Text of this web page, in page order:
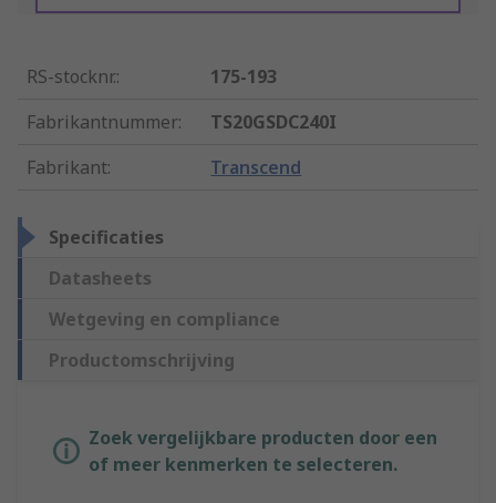
RS-stocknr.:
175-193
Fabrikantnummer:
TS20GSDC240I
Fabrikant: Transcend
Specificaties
Datasheets
Wetgeving en compliance
Productomschrijving
Zoek vergelijkbare producten door een
of meer kenmerken te selecteren.